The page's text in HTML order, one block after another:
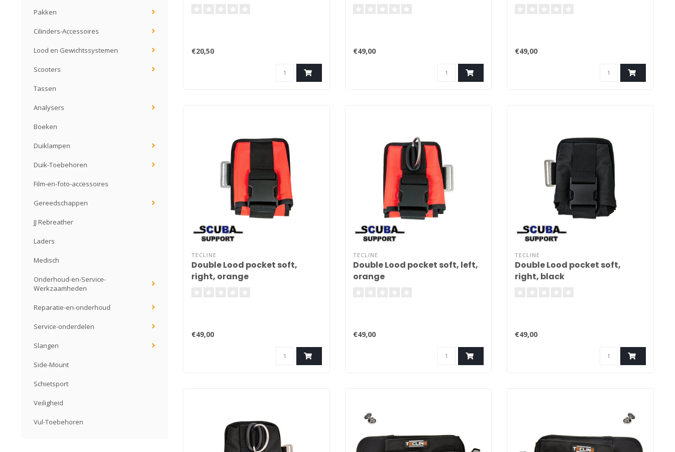
Pakken
Cilinders-Accessoires
Lood en Gewichtssystemen
Scooters
Tassen
Analysers
Boeken
Duiklampen
Duik-Toebehoren
Film-en-foto-accessoires
Gereedschappen
JJ Rebreather
Laders
Medisch
Onderhoud-en-Service-
Werkzaamheden
Reparatie-en-onderhoud
Service-onderdelen
Slangen
Side-Mount
Schietsport
Veiligheid
Vul-Toebehoren
€20,50 €49,00 €49,00
TECLINE
Double Lood pocket soft,
right, orange
€49,00
TECLINE
Double Lood pocket soft, left,
orange
€49,00
TECLINE
Double Lood pocket soft,
right, black
€49,00